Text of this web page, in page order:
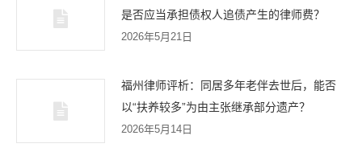
是否应当承担债权人追债产生的律师费？
2026年5月21日
福州律师评析：同居多年老伴去世后，能否
以“扶养较多”为由主张继承部分遗产？
2026年5月14日